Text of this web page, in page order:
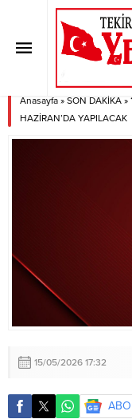
“2026
Anasayfa » SON DAKİKA »
HAZİRAN’DA YAPILACAK
15/05/2026 17:32